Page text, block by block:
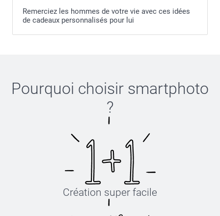
Remerciez les hommes de votre vie avec ces idées
de cadeaux personnalisés pour lui
Pourquoi choisir smartphoto
?
Création super facile